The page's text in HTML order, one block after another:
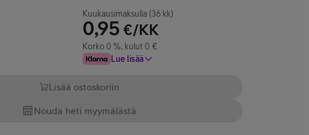
Kuukausimaksulla (36 kk)
0,95 €/KK
Korko 0 %, kulut 0 €
Lue lisää
Lisää ostoskoriin
Nouda heti myymälästä